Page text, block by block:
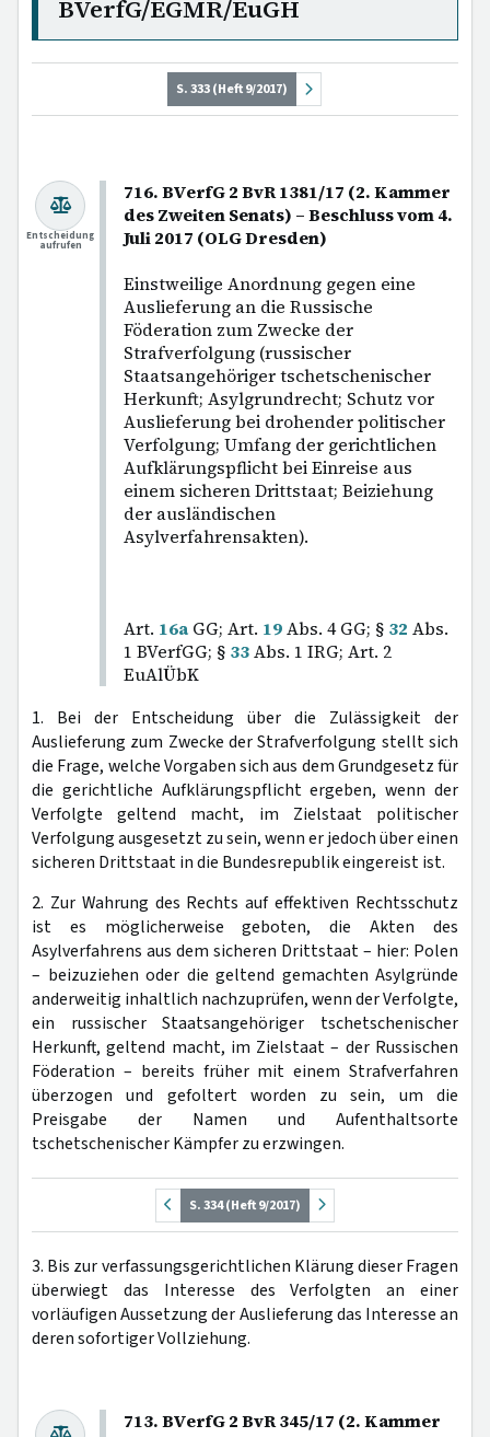
BVerfG/EGMR/EuGH
S. 333 (Heft 9/2017)
716. BVerfG 2 BvR 1381/17 (2. Kammer
des Zweiten Senats) – Beschluss vom 4.
Juli 2017 (OLG Dresden)
Einstweilige Anordnung gegen eine
Auslieferung an die Russische
Föderation zum Zwecke der
Strafverfolgung (russischer
Staatsangehöriger tschetschenischer
Herkunft; Asylgrundrecht; Schutz vor
Auslieferung bei drohender politischer
Verfolgung; Umfang der gerichtlichen
Aufklärungspflicht bei Einreise aus
einem sicheren Drittstaat; Beiziehung
der ausländischen
Asylverfahrensakten).
Art. 16a GG; Art. 19Abs. 4 GG; § 32 Abs.
1 BVerfGG; § 33Abs. 1 IRG; Art. 2
EuAlÜbK
Entscheidung
aufrufen
1. Bei der Entscheidung über die Zulässigkeit der
Auslieferung zum Zwecke der Strafverfolgung stellt sich
die Frage, welche Vorgaben sich aus dem Grundgesetz für
die gerichtliche Aufklärungspflicht ergeben, wenn der
Verfolgte geltend macht, im Zielstaat politischer
Verfolgung ausgesetzt zu sein, wenn er jedoch über einen
sicheren Drittstaat in die Bundesrepublik eingereist ist.
2. Zur Wahrung des Rechts auf effektiven Rechtsschutz
ist es möglicherweise geboten, die Akten des
Asylverfahrens aus dem sicheren Drittstaat – hier: Polen
– beizuziehen oder die geltend gemachten Asylgründe
anderweitig inhaltlich nachzuprüfen, wenn der Verfolgte,
ein russischer Staatsangehöriger tschetschenischer
Herkunft, geltend macht, im Zielstaat – der Russischen
Föderation – bereits früher mit einem Strafverfahren
überzogen und gefoltert worden zu sein, um die
Preisgabe der Namen und Aufenthaltsorte
tschetschenischer Kämpfer zu erzwingen.
S. 334 (Heft 9/2017)
3. Bis zur verfassungsgerichtlichen Klärung dieser Fragen
überwiegt das Interesse des Verfolgten an einer
vorläufigen Aussetzung der Auslieferung das Interesse an
deren sofortiger Vollziehung.
713. BVerfG 2 BvR 345/17 (2. Kammer